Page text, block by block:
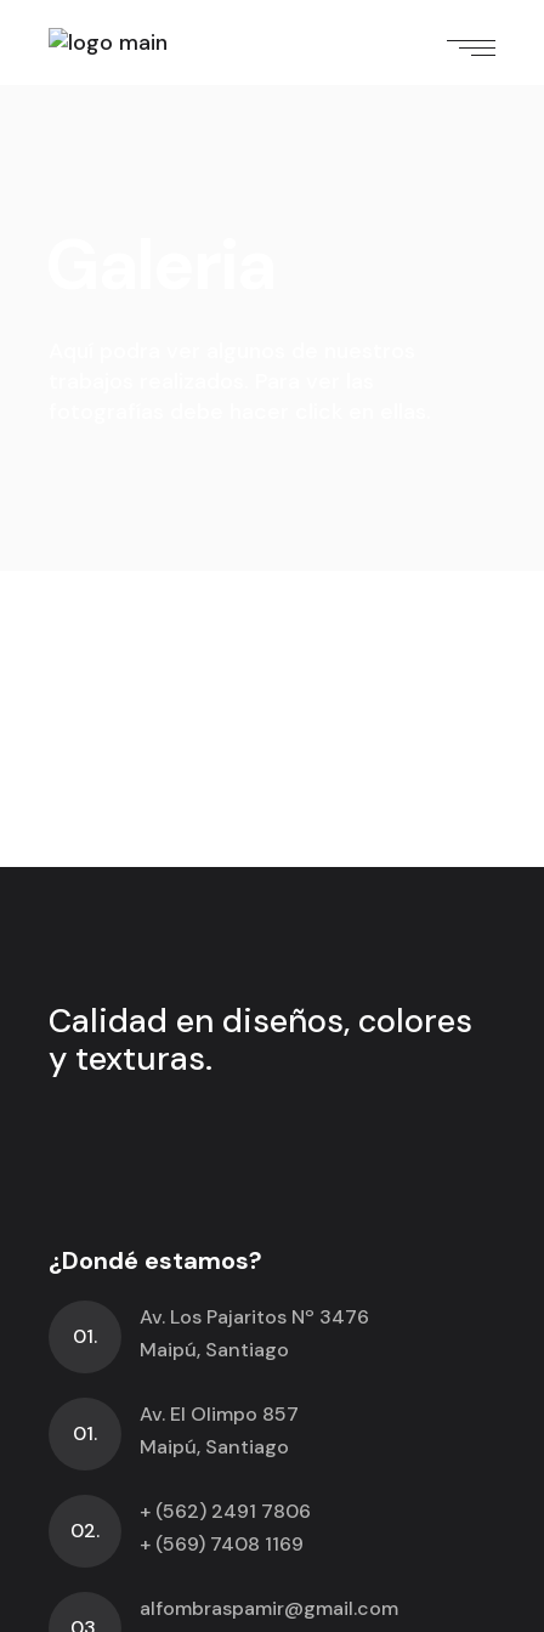
Calidad en diseños, colores
y texturas.
¿Dondé estamos?
01.
Av. Los Pajaritos Nº 3476
Maipú, Santiago
01.
Av. El Olimpo 857
Maipú, Santiago
02.
+ (562) 2491 7806
+ (569) 7408 1169
alfombraspamir@gmail.com